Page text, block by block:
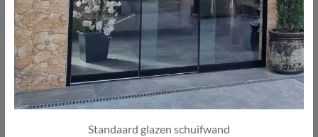
Standaard glazen schuifwand